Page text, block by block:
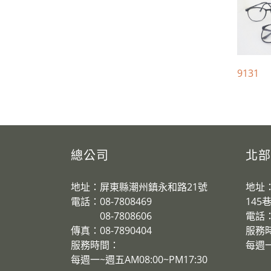
9131
總公司
地址：屏東縣潮州鎮永和路21號
電話：08-7808469
08-7808606
傳真：08-7890404
服務時間：
每週一~週五AM08:00~PM17:30
北
地址
145
電話
服務
每週